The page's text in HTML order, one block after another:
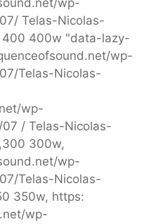
wp-
Telas-Nicolas-
400 400w "data-lazy-
wp-
Telas-Nicolas-
wp-
/ Telas-Nicolas-
300w,
wp-
Telas-Nicolas-
350w, https:
wp-